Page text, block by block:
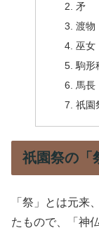
矛
渡物
巫女
駒形
馬長
祇園
祇園祭の「
「祭」とは元来
たもので、「神